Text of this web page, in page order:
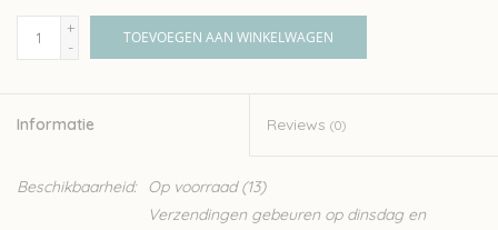
+
-
TOEVOEGEN AAN WINKELWAGEN
Informatie Reviews (0)
Beschikbaarheid: Op voorraad(13)
Verzendingen gebeuren op dinsdag en